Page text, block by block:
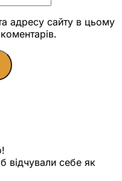
адресу сайту в цьому
відчували себе як